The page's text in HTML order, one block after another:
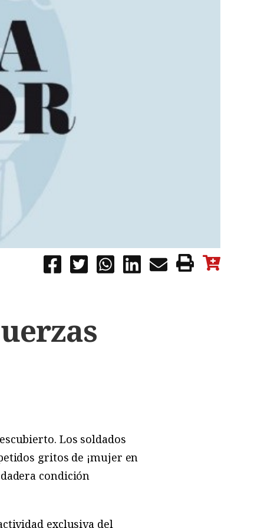
Los soldados
gritos de ¡mujer en
condición
exclusiva del